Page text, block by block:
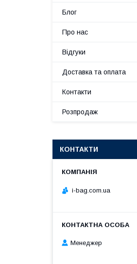
Блог
Про нас
Відгуки
Доставка та оплата
Контакти
Розпродаж
КОНТАКТИ
i-bag.com.ua
Менеджер